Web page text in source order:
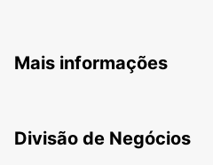
Mais informações
Divisão de Negócios